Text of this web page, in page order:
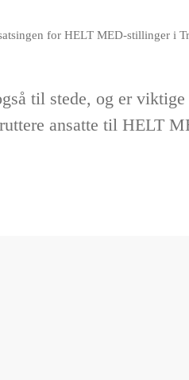
for HELT MED-stillinger i
til stede, og er viktige
ansatte til HELT